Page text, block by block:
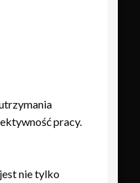
pracy.
nie tylko